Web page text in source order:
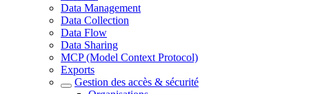
Data Management
Data Collection
Data Flow
Data Sharing
MCP (Model Context Protocol)
Exports
Gestion des accès & sécurité